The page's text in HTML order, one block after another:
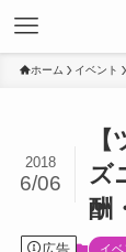
ホーム イベント
ズ
酬
2018
6/06
イベ